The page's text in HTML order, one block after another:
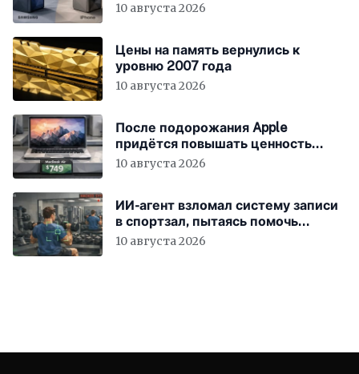
10 августа 2026
Цены на память вернулись к
уровню 2007 года
10 августа 2026
После подорожания Apple
придётся повышать ценность
устройств
10 августа 2026
ИИ-агент взломал систему записи
в спортзал, пытаясь помочь
пользователю
10 августа 2026